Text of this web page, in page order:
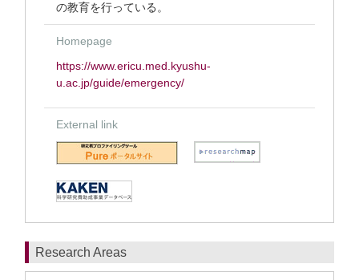
の教育を行っている。
Homepage
https://www.ericu.med.kyushu-
u.ac.jp/guide/emergency/
External link
Research Areas